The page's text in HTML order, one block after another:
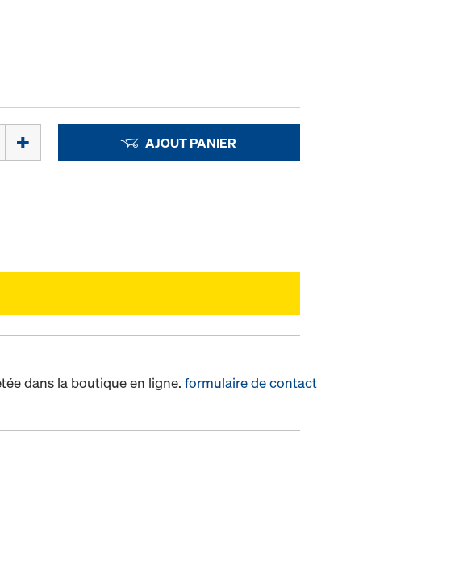
AJOUT PANIER
dans la boutique en ligne.formulaire de contact